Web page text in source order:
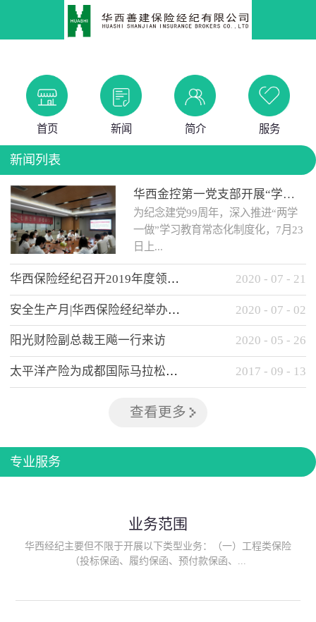
首页 新闻 简介 服务
新闻列表
华西金控第一党支部开展“学党史 知党情 做合格党员”主题教育工作会
为纪念建党99周年，深入推进“两学
一做”学习教育常态化制度化，7月23
日上...
午，华西金控第一党支部举办了“学
党史、知党情、...
华西保险经纪召开2019年度领导班子述职考核工作会 2020 - 07 - 21
安全生产月|华西保险经纪举办应急消防安全知识培训 2020 - 07 - 02
阳光财险副总裁王飚一行来访 2020 - 05 - 26
太平洋产险为成都国际马拉松提供全方位保险保障 2017 - 09 - 13
查看更多
专业服务
业务范围
华西经纪主要但不限于开展以下类型业务：（一）工程类保险
（投标保函、履约保函、预付款保函、...